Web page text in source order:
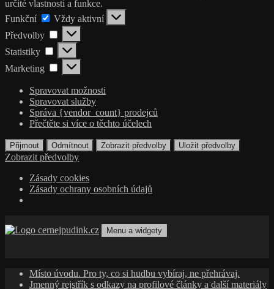
určité vlastnosti a funkce.
Funkční
Funkční
Vždy aktivní
Předvolby
Předvolby
Statistiky Statistiky
Marketing Marketing
Spravovat možnosti
Spravovat služby
Správa {vendor_count} prodejců
Přečtěte si více o těchto účelech
Přijmout Odmítnout Zobrazit předvolby Uložit předvolby
Zobrazit předvolby
Zásady cookies
Zásady ochrany osobních údajů
k
Menu a widgety
Místo úvodu. Pro ty, co si hudbu vybíraj, ne přehrávaj.
Jmenný rejstřík s odkazy na profilové články a další materiály